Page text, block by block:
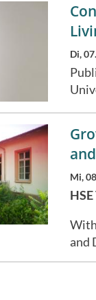
Di,
Mi,
and